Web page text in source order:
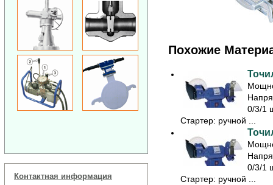
Контактная информация
Похожие
0/3/1
Стартер: ручной ...
0/3/1
Стартер: ручной ...